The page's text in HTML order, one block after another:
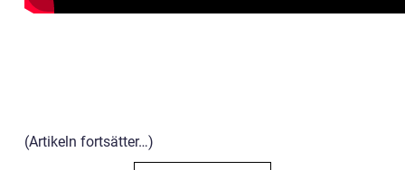
(Artikeln fortsätter…)